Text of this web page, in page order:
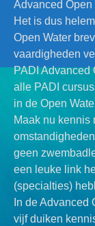
Advanced Open
Het is dus
Open Water
vaardigheden
PADI Advanced
alle PADI
in de Open
Maak nu kennis
geen
een leuke link
(specialties)
In de Advanced
vijf duiken